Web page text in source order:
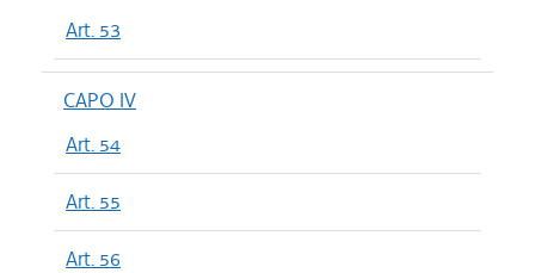
Art. 53
CAPO IV
Art. 54
Art. 55
Art. 56